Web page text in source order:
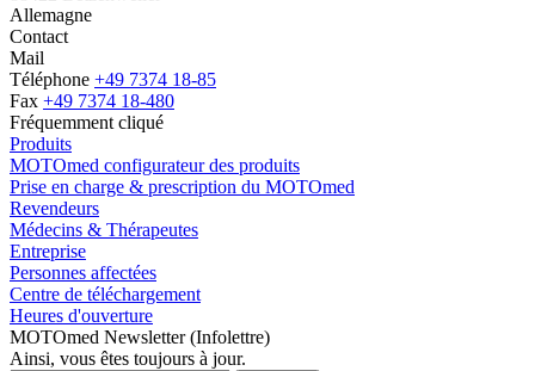
Allemagne
Contact
Mail
Téléphone +49 7374 18-85
Fax +49 7374 18-480
Fréquemment cliqué
Produits
MOTOmed configurateur des produits
Prise en charge & prescription du MOTOmed
Revendeurs
Médecins & Thérapeutes
Entreprise
Personnes affectées
Centre de téléchargement
Heures d'ouverture
MOTOmed Newsletter (Infolettre)
Ainsi, vous êtes toujours à jour.